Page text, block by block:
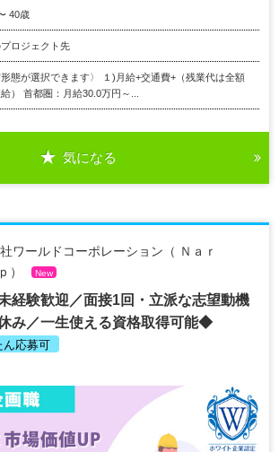
40歳
ロジェクト先
形態が選択できます〉 １)月給+交通費+（残業代は全額
） 首都圏：月給30.0万円～...
気になる
ワールドコーポレーション（ Ｎａｒ
）
New
経験歓迎／面接1回・立派な志望動機
み／一生使える資格取得可能◆
ん応募可